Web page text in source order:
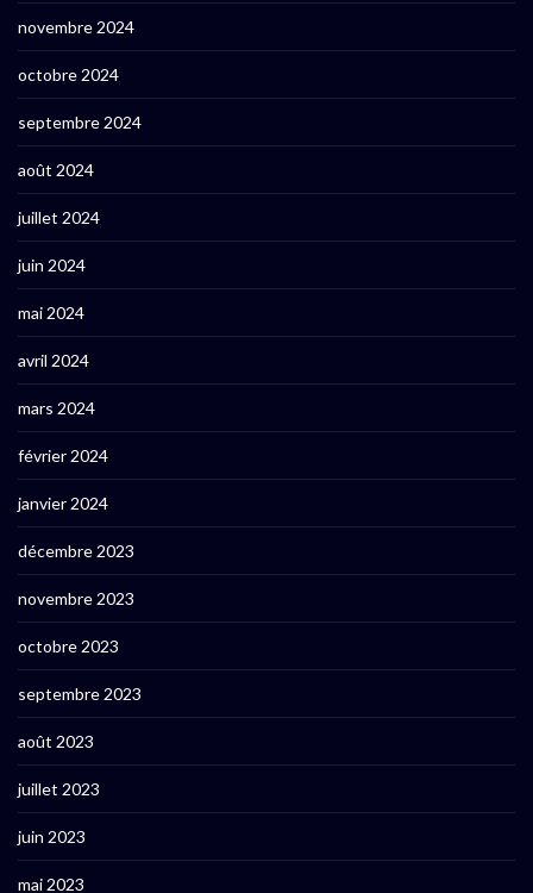
novembre 2024
octobre 2024
septembre 2024
août 2024
juillet 2024
juin 2024
mai 2024
avril 2024
mars 2024
février 2024
janvier 2024
décembre 2023
novembre 2023
octobre 2023
septembre 2023
août 2023
juillet 2023
juin 2023
mai 2023